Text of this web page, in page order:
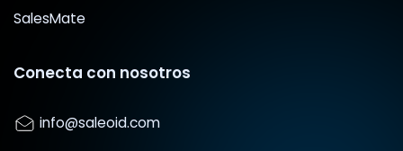
SalesMate
Conecta con nosotros
info@saleoid.com